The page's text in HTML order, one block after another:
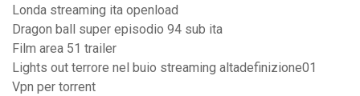
Londa streaming ita openload
Dragon ball super episodio 94 sub ita
Film area 51 trailer
Lights out terrore nel buio streaming altadefinizione01
Vpn per torrent